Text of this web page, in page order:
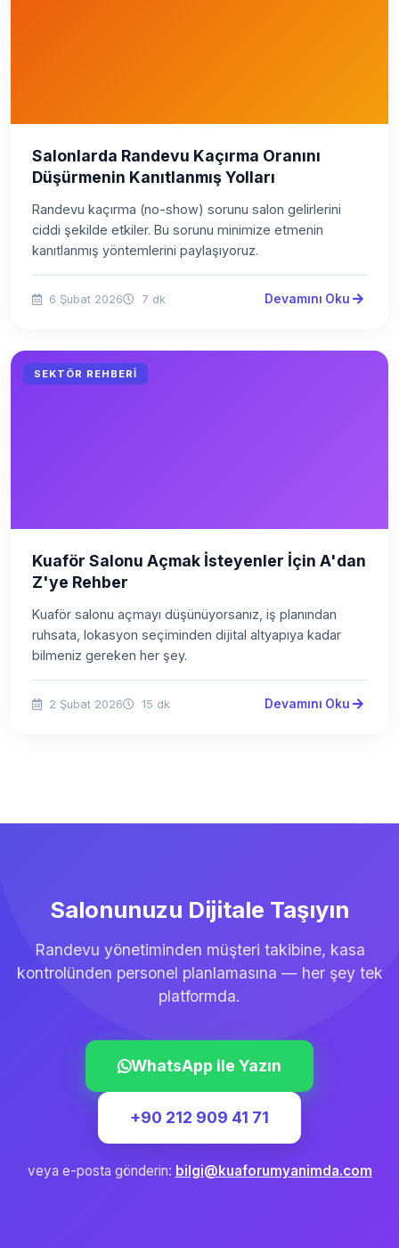
Salonlarda Randevu Kaçırma Oranını
Düşürmenin Kanıtlanmış Yolları
Randevu kaçırma (no-show) sorunu salon gelirlerini
ciddi şekilde etkiler. Bu sorunu minimize etmenin
kanıtlanmış yöntemlerini paylaşıyoruz.
6 Şubat 2026 7 dk Devamını Oku
SEKTÖR REHBERI
Kuaför Salonu Açmak İsteyenler İçin A'dan
Z'ye Rehber
Kuaför salonu açmayı düşünüyorsanız, iş planından
ruhsata, lokasyon seçiminden dijital altyapıya kadar
bilmeniz gereken her şey.
2 Şubat 2026 15 dk Devamını Oku
Salonunuzu Dijitale Taşıyın
Randevu yönetiminden müşteri takibine, kasa
kontrolünden personel planlamasına — her şey tek
platformda.
WhatsApp ile Yazın
+90 212 909 41 71
veya e-posta gönderin: bilgi@kuaforumyanimda.com